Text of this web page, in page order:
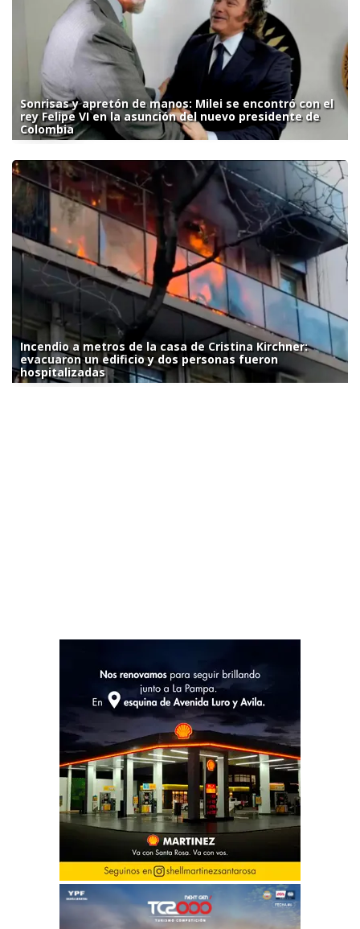
Sonrisas y apretón de manos: Milei se encontró con el
rey Felipe VI en la asunción del nuevo presidente de
Colombia
Incendio a metros de la casa de Cristina Kirchner:
evacuaron un edificio y dos personas fueron
hospitalizadas